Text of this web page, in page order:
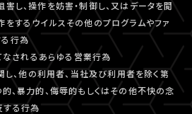
し、操作を妨害・制御し、又はデータを閲
をするウイルスその他のプログラムやファ
行為
されるあらゆる営業行為
、他の利用者、当社及び利用者を除く第
、暴力的、侮辱的もしくはその他不快の念
る行為